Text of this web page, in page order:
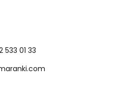
533 01 33